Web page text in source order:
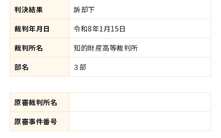
判決結果
訴却下
裁判年月日
令和8年1月15日
裁判所名
知的財産高等裁判所
部名
３部
原審裁判所名
原審事件番号